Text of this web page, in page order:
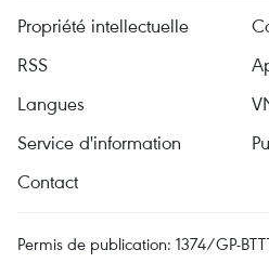
Propriété intellectuelle
RSS
Langues
Service d'information
Contact
Permis de publication: 1374/GP-